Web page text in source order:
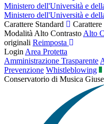
Ministero dell'Università e
Ministero dell'Università e
Carattere Standard
Modalità Alto Contrasto Alto
originali Reimposta
Login Area Protetta
Amministrazione Trasparente
Prevenzione Whistleblowing
Conservatorio di Musica